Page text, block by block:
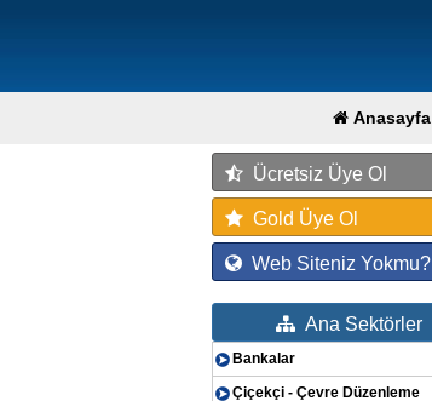
Anasayfa
Ücretsiz Üye Ol
Gold Üye Ol
Web Siteniz Yokmu?
Ana Sektörler
Bankalar
Çiçekçi - Çevre Düzenleme